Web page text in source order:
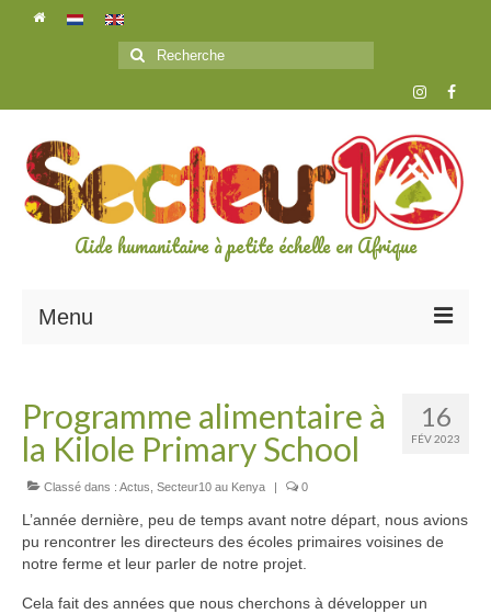
Rechercher
:
Aide humanitaire à petite échelle en Afrique
Menu
A propos de secteur10
Les bénévoles
NOS PROJETS
DECOUVRIR NOS PROJETS
Culture et distribution de spiruline
16
FÉV 2023
Programme alimentaire à
la Kilole Primary School
Classé dans : Actus Secteur10 au Kenya | 0
L’année dernière, peu de temps avant notre départ, nous avions
pu rencontrer les directeurs des écoles primaires voisines de
notre ferme et leur parler de notre projet.
Cela fait des années que nous cherchons à développer un